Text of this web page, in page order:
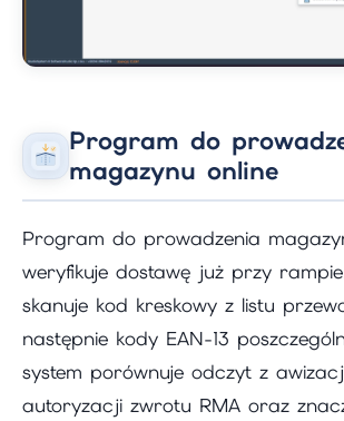
Program do
magazynu online
Program do prowadzenia
weryfikuje dostawę już przy
skanuje kod kreskowy z listu
następnie kody EAN-13
system porównuje odczyt z
autoryzacji zwrotu RMA oraz